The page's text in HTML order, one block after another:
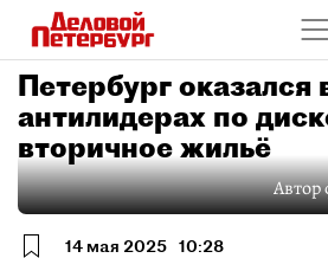
Петербург оказался
антилидерах по
вторичное жильё
Автор
14 мая 2025 10:28